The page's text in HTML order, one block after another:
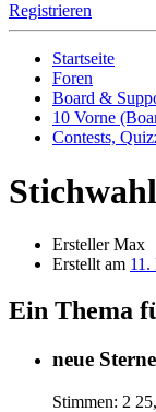
Registrieren
Startseite
Foren
Board &
10 Vorne
Contests,
Ersteller Max
Erstellt am 11.
Ein Thema
neue
Stimmen: 2